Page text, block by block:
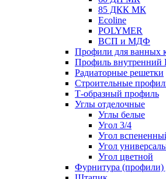
85 ДКК МК
Ecoline
POLYMER
ВСП и МДФ
Профили для ванных
Профиль внутренний
Радиаторные решетки
Строительные
Т-образный профиль
Углы отделочные
Углы белые
Угол 3/4
Угол
Угол
Угол цветной
Фурнитура (профили)